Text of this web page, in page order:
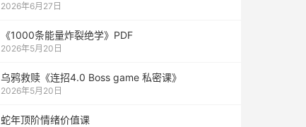
2026年6月27日
《1000‮能条‬‎量‮裂炸‬‎绝学》PDF
2026年5月20日
乌鸦救赎《连招4.0 Boss game 私密课》
2026年5月20日
蛇年顶阶情绪价值课